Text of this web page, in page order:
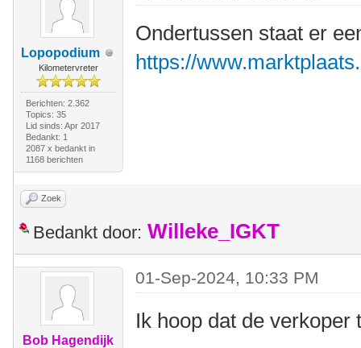
Lopopodium
Kilometervreter
Berichten: 2.362
Topics: 35
Lid sinds: Apr 2017
Bedankt: 1
2087 x bedankt in
1168 berichten
Ondertussen staat er
https://
Zoek
Bedankt door: Willeke_IGKT
Bob Hagendijk
01-Sep-2024, 10:33 PM
Ik hoop dat de